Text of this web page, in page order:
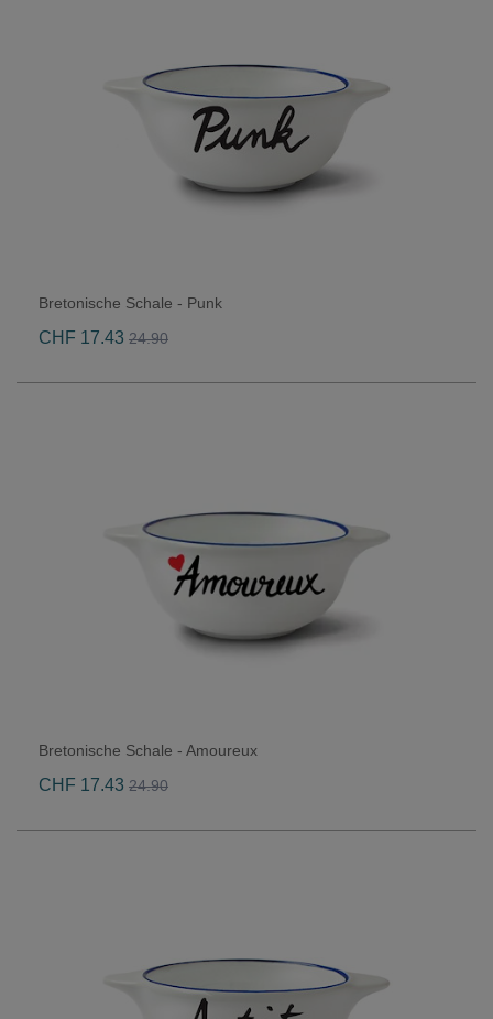
Bretonische Schale - Punk
CHF 17.43 24.90
Bretonische Schale - Amoureux
CHF 17.43 24.90